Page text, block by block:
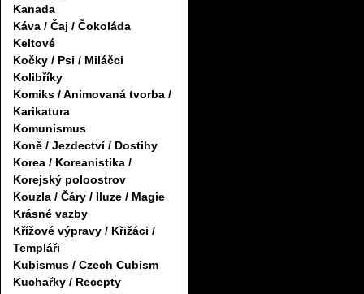
Kanada
Káva / Čaj / Čokoláda
Keltové
Kočky / Psi / Miláčci
Kolibříky
Komiks / Animovaná tvorba /
Karikatura
Komunismus
Koně / Jezdectví / Dostihy
Korea / Koreanistika /
Korejský poloostrov
Kouzla / Čáry / Iluze / Magie
Krásné vazby
Křížové výpravy / Křižáci /
Templáři
Kubismus / Czech Cubism
Kuchařky / Recepty